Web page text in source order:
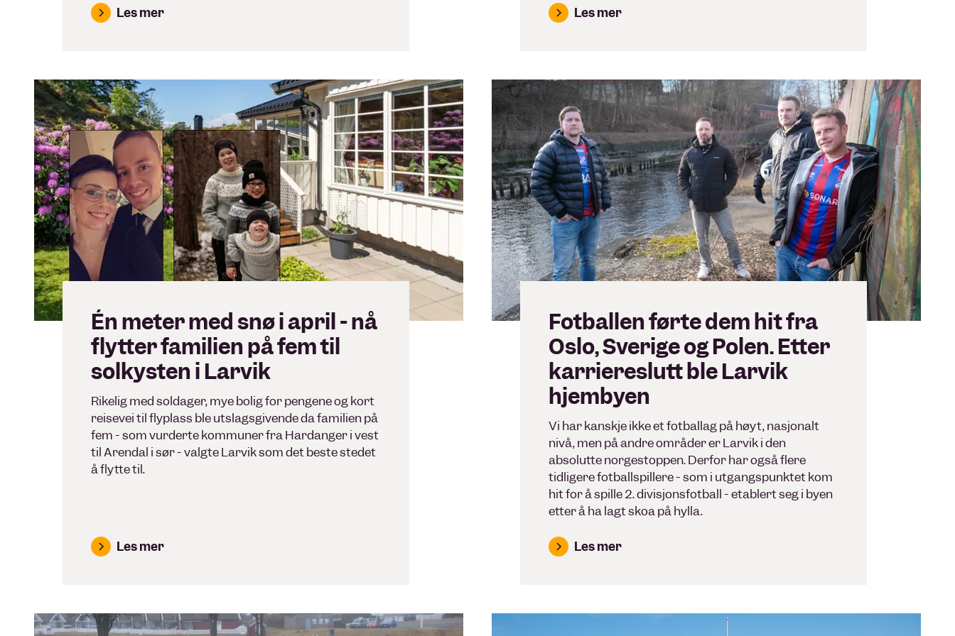
Les mer Les mer
Én meter med snø i april - nå
flytter familien på fem til
solkysten i Larvik
Rikelig med soldager, mye bolig for pengene og kort
reisevei til flyplass ble utslagsgivende da familien på
fem - som vurderte kommuner fra Hardanger i vest
til Arendal i sør - valgte Larvik som det beste stedet
å flytte til.
Les mer
Fotballen førte dem hit fra
Oslo, Sverige og Polen. Etter
karriereslutt ble Larvik
hjembyen
Vi har kanskje ikke et fotballag på høyt, nasjonalt
nivå, men på andre områder er Larvik i den
absolutte norgestoppen. Derfor har også flere
tidligere fotballspillere - som i utgangspunktet kom
hit for å spille 2. divisjonsfotball - etablert seg i byen
etter å ha lagt skoa på hylla.
Les mer